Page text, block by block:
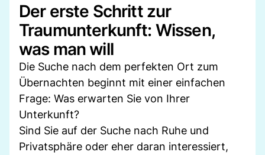
Der erste Schritt zur
Traumunterkunft: Wissen,
was man will
Die Suche nach dem perfekten Ort zum
Übernachten beginnt mit einer einfachen
Frage: Was erwarten Sie von Ihrer
Unterkunft?
Sind Sie auf der Suche nach Ruhe und
Privatsphäre oder eher daran interessiert,